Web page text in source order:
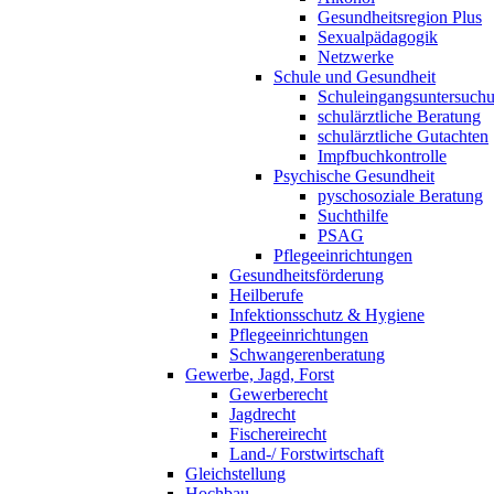
Gesundheitsregion Plus
Sexualpädagogik
Netzwerke
Schule und Gesundheit
schulärztliche Beratung
schulärztliche Gutachten
Impfbuchkontrolle
Psychische Gesundheit
pyschosoziale Beratung
Suchthilfe
PSAG
Pflegeeinrichtungen
Gesundheitsförderung
Heilberufe
Infektionsschutz & Hygiene
Pflegeeinrichtungen
Schwangerenberatung
Gewerbe, Jagd, Forst
Gewerberecht
Jagdrecht
Fischereirecht
Land-/ Forstwirtschaft
Gleichstellung